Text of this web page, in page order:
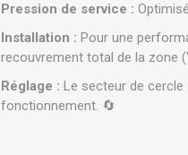
Pression de service :
Installation : Pour une
recouvrement total de la zone
Réglage : Le secteur de
fonctionnement. 🔄